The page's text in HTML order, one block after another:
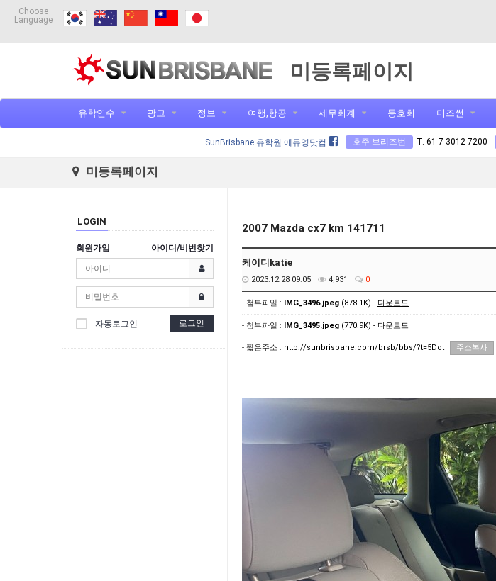
Choose
Language
미등록페이지
유학연수 광고 정보 여행,항공 세무회계 동호회 미즈썬
SunBrisbane 유학원 에듀영닷컴 호주 브리즈번 T. 61 7 3012 7200
미등록페이지
LOGIN
회원가입 아이디/비번찾기
자동로그인 로그인
2007 Mazda cx7 km 141711
케이디katie
2023.12.28 09:05 4,931 0
- 첨부파일 : IMG_3496.jpeg (878.1K) - 다운로드
- 첨부파일 : IMG_3495.jpeg (770.9K) - 다운로드
- 짧은주소 : http://sunbrisbane.com/brsb/bbs/?t=5Dot 주소복사